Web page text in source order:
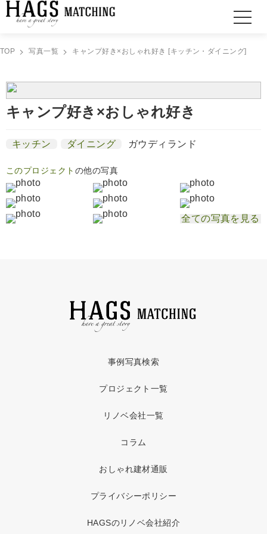
TOP 写真一覧 キャンプ好き×おしゃれ好き [キッチン・ダイニング]
キャンプ好き×おしゃれ好き
キッチン ダイニング ガウディランド
このプロジェクト の他の写真
全ての写真を見る
事例写真検索
プロジェクト一覧
リノベ会社一覧
コラム
おしゃれ建材通販
プライバシーポリシー
HAGSのリノベ会社紹介